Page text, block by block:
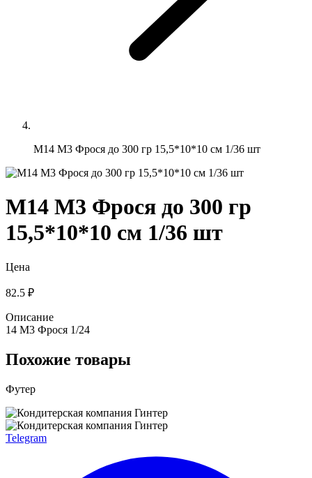
М14 М3 Фрося до 300 гр 15,5*10*10 см 1/36 шт
М14 М3 Фрося до 300 гр
15,5*10*10 см 1/36 шт
Цена
82.5 ₽
Описание
14 М3 Фрося 1/24
Похожие товары
Футер
Telegram